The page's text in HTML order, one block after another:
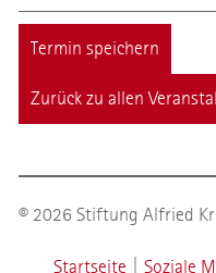
Termin speichern
Zurück zu allen
© 2026 Stiftung Alfried
Startseite Soziale